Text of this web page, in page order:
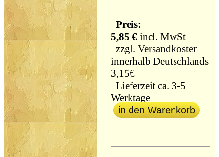
Preis:
5,85 € incl. MwSt
zzgl.Versandkosten
innerhalb Deutschlands
3,15€
Lieferzeit ca. 3-5
Werktage
in den Warenkorb